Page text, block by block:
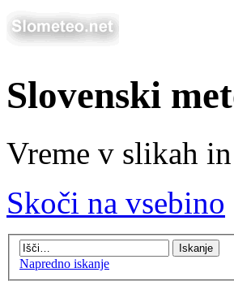
Slovenski
Vreme v slikah in
Skoči na vsebino
Napredno iskanje